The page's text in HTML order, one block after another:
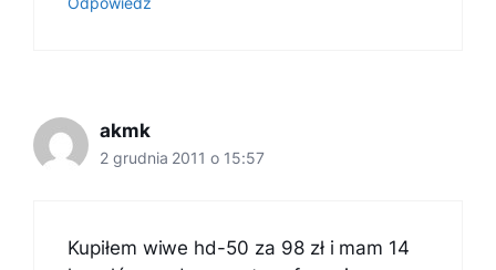
akmk
2 grudnia 2011 o 15:57
Kupiłem wiwe hd-50 za 98 zł i mam 14